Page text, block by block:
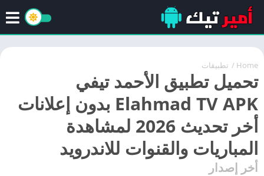
Home
/ تطبيقات
تحميل تطبيق الأحمد تيفي
Elahmad TV APK بدون إعلانات
أخر تحديث 2026 لمشاهدة
المباريات والقنوات للاندرويد
أخر إصدار